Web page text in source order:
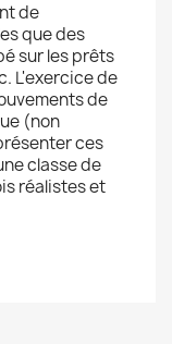
de
que des
sur les prêts
L'exercice de
de
(non
ces
classe de
réalistes et